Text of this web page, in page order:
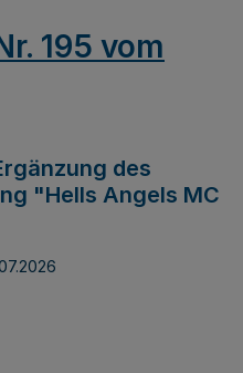
195 vom
des
"Hells Angels MC